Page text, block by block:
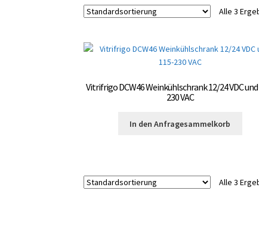
Alle 3
Vitrifrigo DCW46 Weinkühlschrank 12/24 VDC
230 VAC
In den Anfragesammelkorb
Alle 3